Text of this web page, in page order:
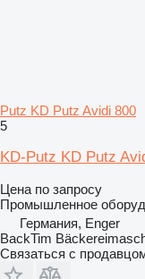
Putz KD Putz Avidi 800
5
KD-Putz KD Putz
Цена по запросу
Промышленное
Германия, Enger
BackTim
Связаться с